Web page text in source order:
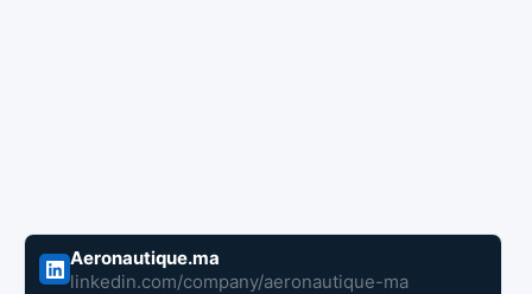
Aeronautique.ma
linkedin.com/company/aeronautique-ma